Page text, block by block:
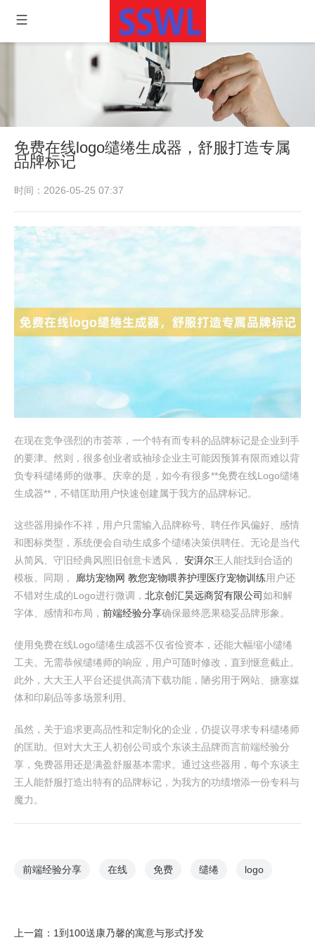
免费在线logo缱绻生成器，舒服打造专属
品牌标记
时间：2026-05-25 07:37
在现在竞争强烈的市荟萃，一个特有而专科的品牌标记是企业到手
的要津。然则，很多创业者或袖珍企业主可能因预算有限而难以背
负专科缱绻师的做事。庆幸的是，如今有很多**免费在线Logo缱绻
生成器**，不错匡助用户快速创建属于我方的品牌标记。
这些器用操作不祥，用户只需输入品牌称号、聘任作风偏好、感情
和图标类型，系统便会自动生成多个缱绻决策供聘任。无论是当代
从简风、守旧经典风照旧创意卡透风， 安湃尔王人能找到合适的
模板。同期， 廊坊宠物网 教您宠物喂养护理医疗宠物训练用户还
不错对生成的Logo进行微调， 北京创汇昊远商贸有限公司如和解
字体、感情和布局， 前端经验分享确保最终恶果稳妥品牌形象。
使用免费在线Logo缱绻生成器不仅省俭资本，还能大幅缩小缱绻
工夫。无需恭候缱绻师的响应，用户可随时修改，直到惬意截止。
此外，大大王人平台还提供高清下载功能，陋劣用于网站、搪塞媒
体和印刷品等多场景利用。
虽然，关于追求更高品性和定制化的企业，仍提议寻求专科缱绻师
的匡助。但对大大王人初创公司或个东谈主品牌而言前端经验分
享，免费器用还是满盈舒服基本需求。通过这些器用，每个东谈主
王人能舒服打造出特有的品牌标记，为我方的功绩增添一份专科与
魔力。
前端经验分享 在线 免费 缱绻 logo
上一篇： 1到100送康乃馨的寓意与形式抒发